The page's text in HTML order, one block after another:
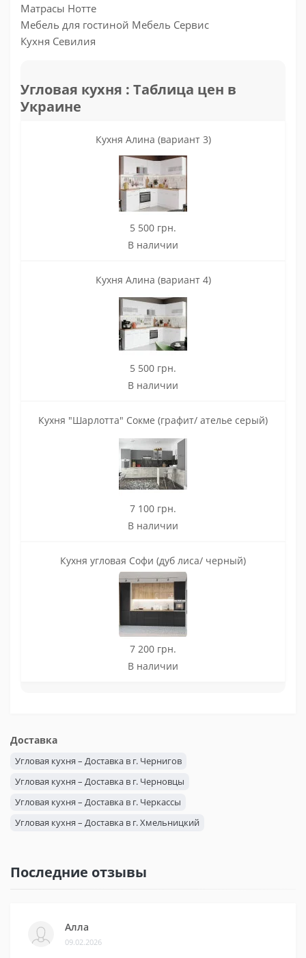
Матрасы Нотте
Мебель для гостиной Мебель Сервис
Кухня Севилия
Угловая кухня : Таблица цен в
Украине
Кухня Алина (вариант 3)
5 500 грн.
В наличии
Кухня Алина (вариант 4)
5 500 грн.
В наличии
Кухня "Шарлотта" Сокме (графит/ ателье серый)
7 100 грн.
В наличии
Кухня угловая Софи (дуб лиса/ черный)
7 200 грн.
В наличии
Доставка
Угловая кухня – Доставка в г. Чернигов
Угловая кухня – Доставка в г. Черновцы
Угловая кухня – Доставка в г. Черкассы
Угловая кухня – Доставка в г. Хмельницкий
Угловая кухня – Доставка в г. Ужгород
Угловая кухня – Доставка в г. Сумы
Угловая кухня – Доставка в г. Ровно
Последние отзывы
Алла
09.02.2026